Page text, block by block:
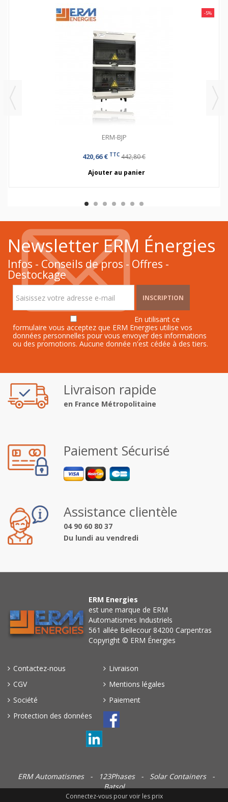
Connectez-vous pour voir les prix
-5%
ERM-BJP
420,66 € TTC 442,80 €
Ajouter au panier
Newsletter ERM Énergies
Infos - Conseils de pros - Offres -
Destockage
INSCRIPTION
En utilisant ce
formulaire vous acceptez que ERM Energies utilise vos
données personnelles pour vous envoyer des informations
ou des promotions. Aucune donnée n'est cédée à des tiers.
Livraison rapide
en France Métropolitaine
Paiement Sécurisé
Assistance clientèle
04 90 60 80 37
Du lundi au vendredi
ERM Energies
est une marque de ERM
Automatismes Industriels
561 allée Bellecour 84200 Carpentras
Copyright © ERM Énergies
Contactez-nous
Livraison
CGV
Mentions légales
Société
Paiement
Protection des données
ERM Automatismes - 123Phases - Solar Containers
-
Batsol